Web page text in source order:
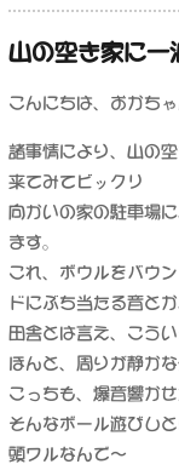
日:
山の空き家に一
こんにちは、おかちゃ
諸事情により、山の空
来てみてビックリ
向かいの家の駐車場
ます。
これ、ボウルをバウ
ドにぶち当たる音と
田舎とは言え、こう
ほんと、周りが静か
こっちも、爆音響か
そんなボール遊びし
頭ワルなんで〜